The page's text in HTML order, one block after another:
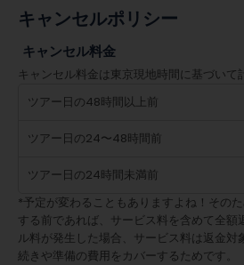
キャンセルポリシー
キャンセル料金
キャンセル料金は東京現地時間に基づいて
ツアー日の48時間以上前
ツアー日の24〜48時間前
ツアー日の24時間未満前
*予定が変わることもありますよね！その
する前であれば、サービス料を含めて全額
ル料が発生した場合、サービス料は返金対
続きや準備の費用をカバーするためです。